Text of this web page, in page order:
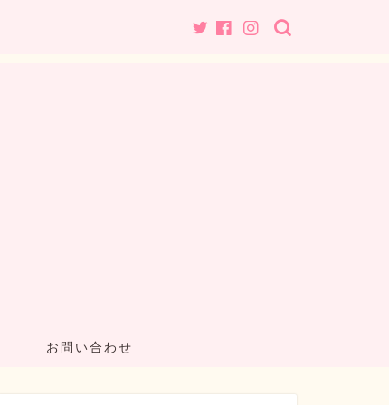
お問い合わせ